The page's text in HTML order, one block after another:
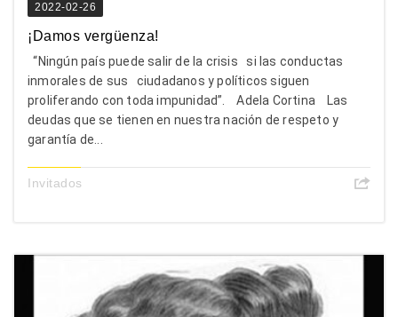
2022-02-26
¡Damos vergüenza!
“Ningún país puede salir de la crisis si las conductas
inmorales de sus ciudadanos y políticos siguen
proliferando con toda impunidad”. Adela Cortina Las
deudas que se tienen en nuestra nación de respeto y
garantía de...
Invitados